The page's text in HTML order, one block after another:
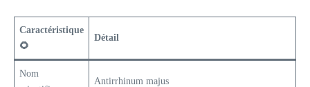
Caractéristique
🌻
Détail
Nom
Antirrhinum majus